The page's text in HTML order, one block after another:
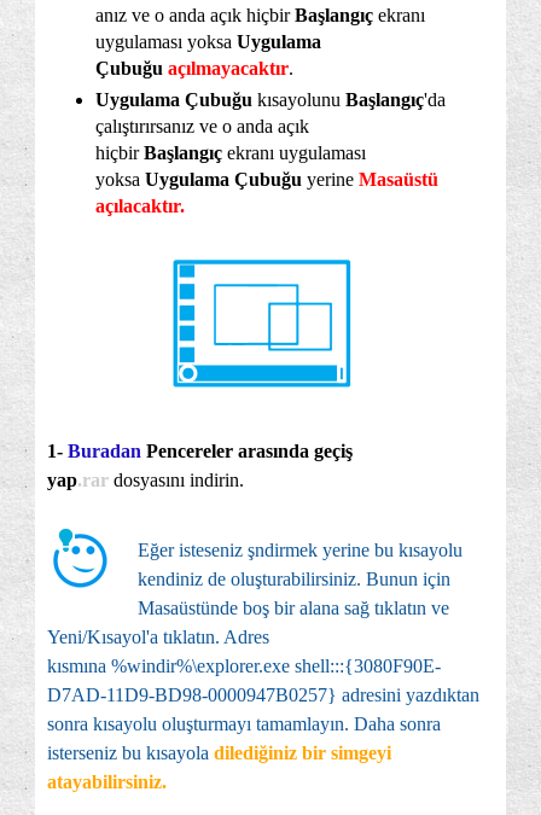
anız ve o anda açık hiçbirBaşlangıç ekranı
uygulaması yoksa Uygulama
Çubuğu açılmayacaktır.
Uygulama Çubuğu kısayolunu Başlangıç'da
çalıştırırsanız ve o anda açık
hiçbirBaşlangıç ekranı uygulaması
yoksa Uygulama Çubuğu yerine Masaüstü
açılacaktır.
1- Buradan Pencereler arasında geçiş
yap.rar dosyasını indirin.
Eğer isteseniz şndirmek yerine bu kısayolu
kendiniz de oluşturabilirsiniz. Bunun için
Masaüstünde boş bir alana sağ tıklatın ve
Yeni/Kısayol'a tıklatın. Adres
kısmına %windir%\explorer.exe shell:::{3080F90E-
D7AD-11D9-BD98-0000947B0257} adresini yazdıktan
sonra kısayolu oluşturmayı tamamlayın. Daha sonra
isterseniz bu kısayola dilediğiniz bir simgeyi
atayabilirsiniz.